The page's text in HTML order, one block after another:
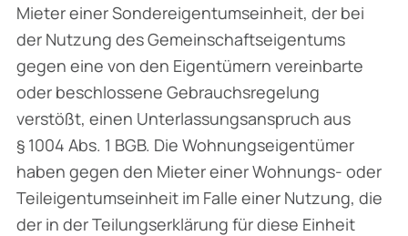
Mieter einer Sondereigentumseinheit, der bei
der Nutzung des Gemeinschaftseigentums
gegen eine von den Eigentümern vereinbarte
oder beschlossene Gebrauchsregelung
verstößt, einen Unterlassungsanspruch aus
§ 1004 Abs. 1 BGB. Die Wohnungseigentümer
haben gegen den Mieter einer Wohnungs- oder
Teileigen­tumseinheit im Falle einer Nutzung, die
der in der Teilungserklärung für diese Einheit